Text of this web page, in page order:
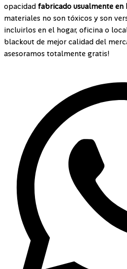
opacidad fabricado usualmente en
materiales no son tóxicos y son
incluirlos en el hogar, oficina o
blackout de mejor calidad del
asesoramos totalmente gratis!